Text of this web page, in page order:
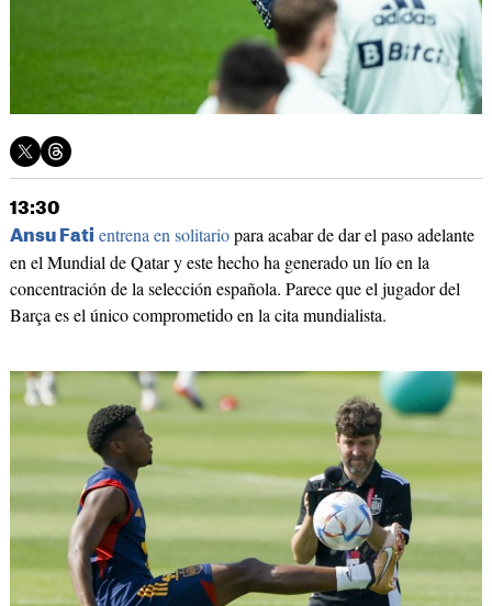
13:30
Ansu Fati entrena en solitariopara acabar de dar el paso adelante
en el Mundial de Qatar y este hecho ha generado un lío en la
concentración de la selección española. Parece que el jugador del
Barça es el único comprometido en la cita mundialista.